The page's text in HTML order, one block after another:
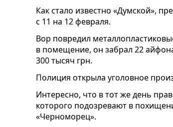
Как стало известно «Думской»,
с 11 на 12 февраля.
Вор повредил
в помещение, он забрал 22
300 тысяч грн.
Полиция открыла уголовное
Интересно, что в тот же день
которого подозревают в
«Черноморец».